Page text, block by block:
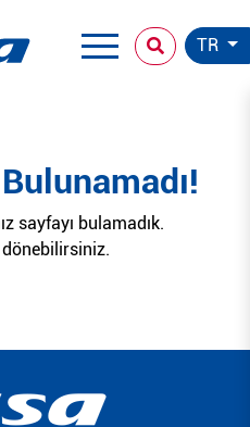
TR
sayfayı bulamadık.